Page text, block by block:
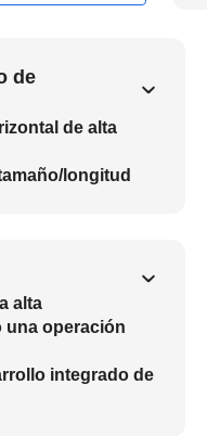
de
de alta
longitud
alta
operación
integrado de